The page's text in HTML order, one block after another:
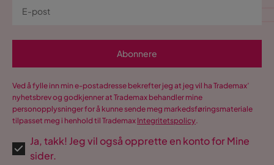
Abonnere
Ved å fylle inn min e-postadresse bekrefter jeg at jeg vil ha Trademax’
nyhetsbrev og godkjenner at Trademax behandler mine
personopplysninger for å kunne sende meg markedsføringsmateriale
tilpasset meg i henhold til Trademax Integritetspolicy.
Ja, takk! Jeg vil også opprette en konto for Mine
sider.